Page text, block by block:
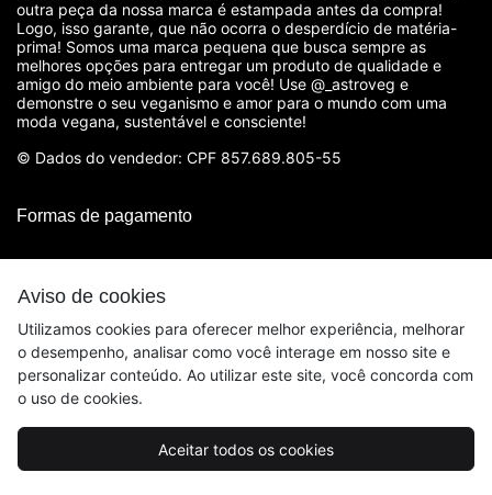
Aviso de cookies
Utilizamos cookies para oferecer melhor experiência, melhorar
o desempenho, analisar como você interage em nosso site e
personalizar conteúdo. Ao utilizar este site, você concorda com
o uso de cookies.
Aceitar todos os cookies
outra peça da nossa marca é estampada antes da compra!
Logo, isso garante, que não ocorra o desperdício de matéria-
prima! Somos uma marca pequena que busca sempre as
melhores opções para entregar um produto de qualidade e
amigo do meio ambiente para você! Use @_astroveg e
demonstre o seu veganismo e amor para o mundo com uma
moda vegana, sustentável e consciente!
© Dados do vendedor: CPF 857.689.805-55
Formas de pagamento